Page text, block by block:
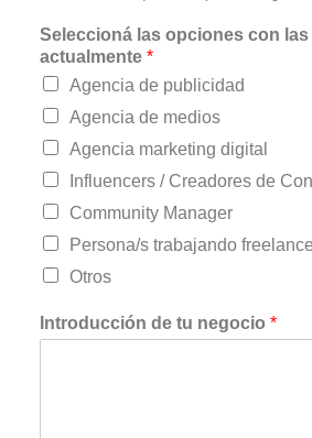
Seleccioná las opciones con
actualmente *
Agencia de publicidad
Agencia de medios
Agencia marketing digital
Influencers / Creadores de
Community Manager
Persona/s trabajando freelance
Otros
Introducción de tu negocio *